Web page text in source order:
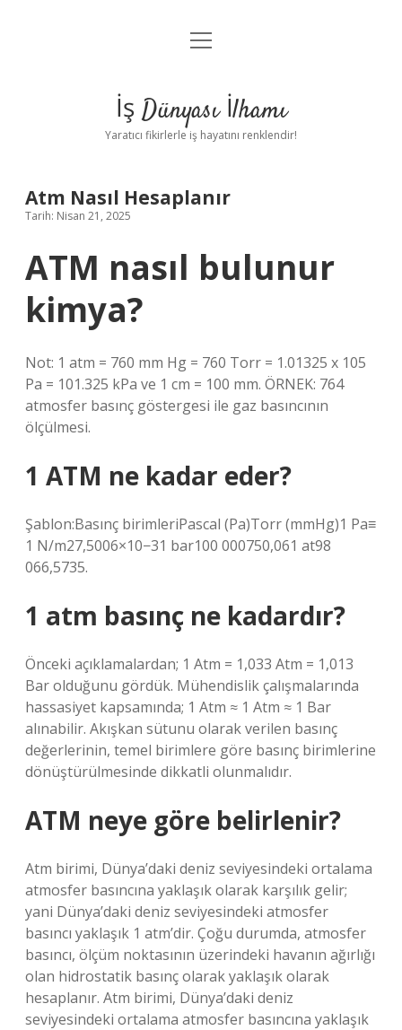
Anasayfa
Yasal Uyarı
menüyü
İş Dünyası İlhamı
Yaratıcı fikirlerle iş hayatını renklendir!
Atm Nasıl Hesaplanır
Tarih: Nisan 21, 2025
ATM nasıl bulunur
kimya?
Not: 1 atm = 760 mm Hg = 760 Torr = 1.01325 x 105
Pa = 101.325 kPa ve 1 cm = 100 mm. ÖRNEK: 764
atmosfer basınç göstergesi ile gaz basıncının
ölçülmesi.
1 ATM ne kadar eder?
Şablon:Basınç birimleriPascal (Pa)Torr (mmHg)1 Pa≡
1 N/m27,5006×10−31 bar100 000750,061 at98
066,5735.
1 atm basınç ne kadardır?
Önceki açıklamalardan; 1 Atm = 1,033 Atm = 1,013
Bar olduğunu gördük. Mühendislik çalışmalarında
hassasiyet kapsamında; 1 Atm ≈ 1 Atm ≈ 1 Bar
alınabilir. Akışkan sütunu olarak verilen basınç
değerlerinin, temel birimlere göre basınç birimlerine
dönüştürülmesinde dikkatli olunmalıdır.
ATM neye göre belirlenir?
Atm birimi, Dünya’daki deniz seviyesindeki ortalama
atmosfer basıncına yaklaşık olarak karşılık gelir;
yani Dünya’daki deniz seviyesindeki atmosfer
basıncı yaklaşık 1 atm’dir. Çoğu durumda, atmosfer
basıncı, ölçüm noktasının üzerindeki havanın ağırlığı
olan hidrostatik basınç olarak yaklaşık olarak
hesaplanır. Atm birimi, Dünya’daki deniz
seviyesindeki ortalama atmosfer basıncına yaklaşık